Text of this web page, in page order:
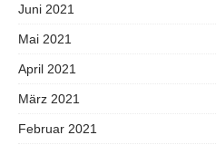
Juni 2021
Mai 2021
April 2021
März 2021
Februar 2021